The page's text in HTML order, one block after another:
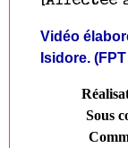
Vidéo
Isidore.
Sous